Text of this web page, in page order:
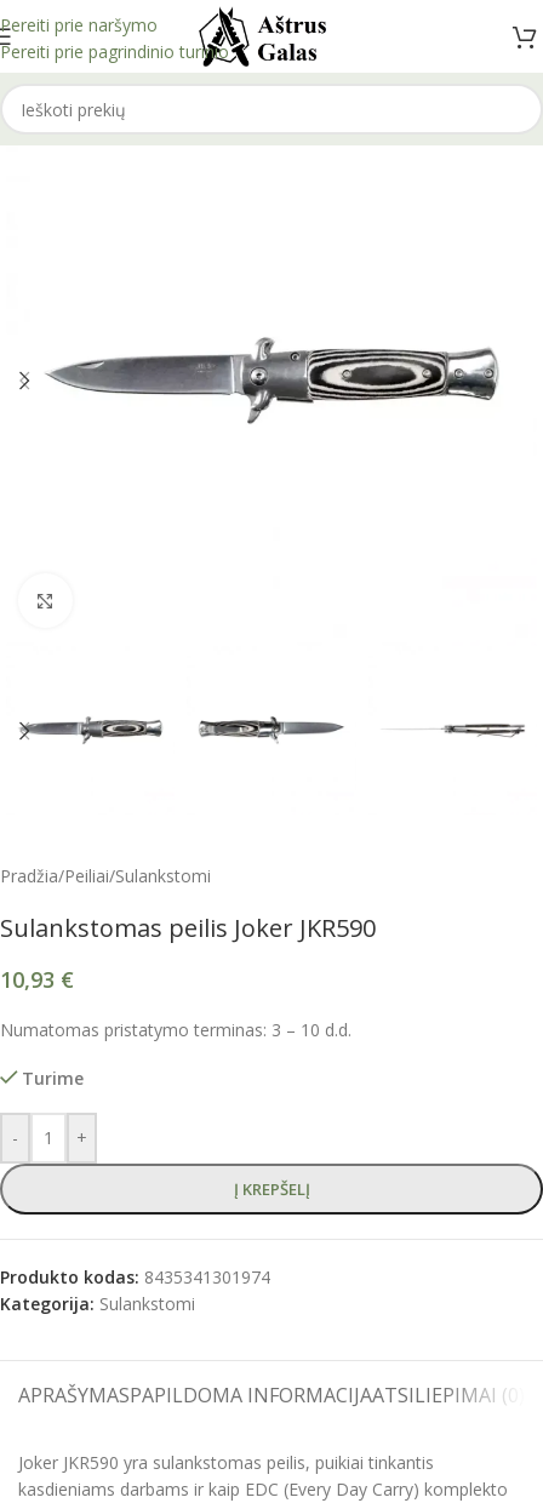
Pereiti prie naršymo
Pereiti prie pagrindinio turinio
Pradžia/Peiliai/Sulankstomi
Sulankstomas peilis Joker JKR590
10,93 €
Numatomas pristatymo terminas: 3 – 10 d.d.
Turime
- +
Į KREPŠELĮ
Produkto kodas: 8435341301974
Kategorija: Sulankstomi
APRAŠYMASPAPILDOMA INFORMACIJAATSILIEPIMAI (0)
Joker JKR590 yra sulankstomas peilis, puikiai tinkantis
kasdieniams darbams ir kaip EDC (Every Day Carry) komplekto